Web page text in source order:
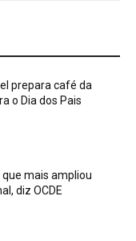
prepara café da
o Dia dos Pais
que mais ampliou
diz OCDE